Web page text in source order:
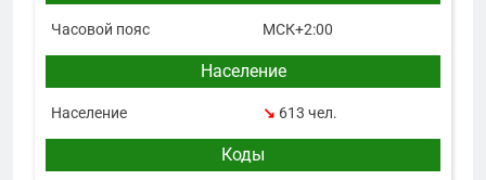
Часовой пояс МСК+2:00
Население
Население ↘ 613 чел.
Коды